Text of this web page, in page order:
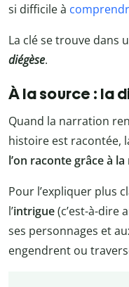
si difficile à
La clé se trouve dans
diégèse.
À la source : la
Quand la narration
histoire est racontée,
l’on raconte grâce à
Pour l’expliquer plus
l’intrigue(c’est-à-dire
ses personnages et
engendrent ou